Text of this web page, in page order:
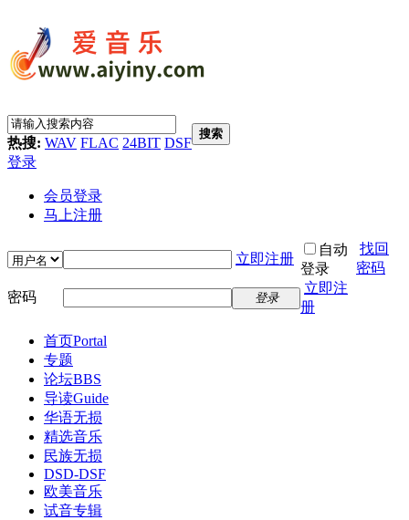
热搜: WAV FLAC 24BIT DSF
搜索
登录
会员登录
马上注册
立即注册
自动
登录
找回
密码
密码
登录
立即注
册
首页Portal
专题
论坛BBS
导读Guide
华语无损
精选音乐
民族无损
DSD-DSF
欧美音乐
试音专辑